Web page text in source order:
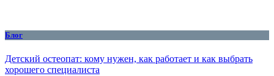
Блог
Детский остеопат: кому нужен, как работает и как выбрать
хорошего специалиста